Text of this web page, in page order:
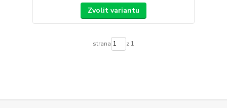
Zvolit variantu
strana z 1